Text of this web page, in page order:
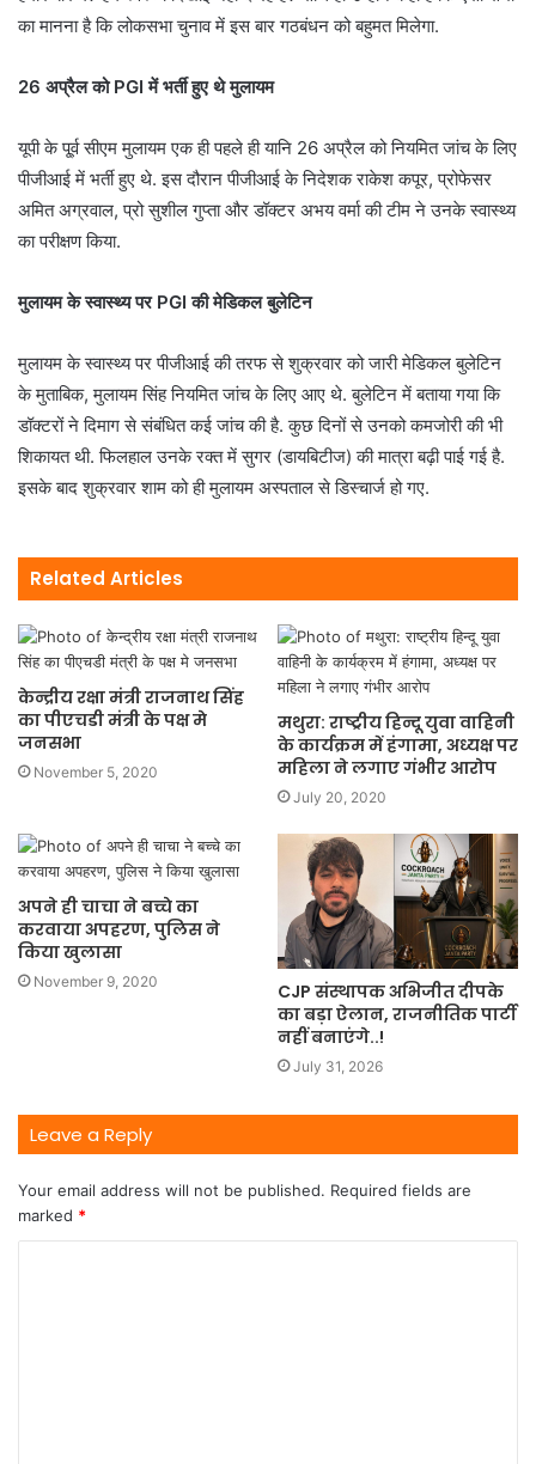
का मानना है कि लोकसभा चुनाव में इस बार गठबंधन को बहुमत मिलेगा.
26 अप्रैल को PGI में भर्ती हुए थे मुलायम
यूपी के पू्र्व सीएम मुलायम एक ही पहले ही यानि 26 अप्रैल को नियमित जांच के लिए
पीजीआई में भर्ती हुए थे. इस दौरान पीजीआई के निदेशक राकेश कपूर, प्रोफेसर
अमित अग्रवाल, प्रो सुशील गुप्ता और डॉक्टर अभय वर्मा की टीम ने उनके स्वास्थ्य
का परीक्षण किया.
मुलायम के स्वास्थ्य पर PGI की मेडिकल बुलेटिन
मुलायम के स्वास्थ्य पर पीजीआई की तरफ से शुक्रवार को जारी मेडिकल बुलेटिन
के मुताबिक, मुलायम सिंह नियमित जांच के लिए आए थे. बुलेटिन में बताया गया कि
डॉक्टरों ने दिमाग से संबंधित कई जांच की है. कुछ दिनों से उनको कमजोरी की भी
शिकायत थी. फिलहाल उनके रक्त में सुगर (डायबिटीज) की मात्रा बढ़ी पाई गई है.
इसके बाद शुक्रवार शाम को ही मुलायम अस्पताल से डिस्चार्ज हो गए.
Related Articles
केन्द्रीय रक्षा मंत्री राजनाथ सिंह
का पीएचडी मंत्री के पक्ष मे
जनसभा
November 5, 2020
मथुरा: राष्ट्रीय हिन्दू युवा वाहिनी
के कार्यक्रम में हंगामा, अध्यक्ष पर
महिला ने लगाए गंभीर आरोप
July 20, 2020
अपने ही चाचा ने बच्चे का
करवाया अपहरण, पुलिस ने
किया खुलासा
November 9, 2020
CJP संस्थापक अभिजीत दीपके
का बड़ा ऐलान, राजनीतिक पार्टी
नहीं बनाएंगे..!
July 31, 2026
Leave a Reply
Your email address will not be published. Required fields are
marked *